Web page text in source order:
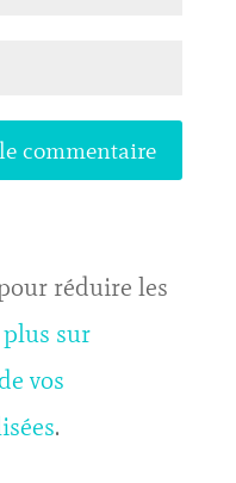
réduire les
sur
vos
.